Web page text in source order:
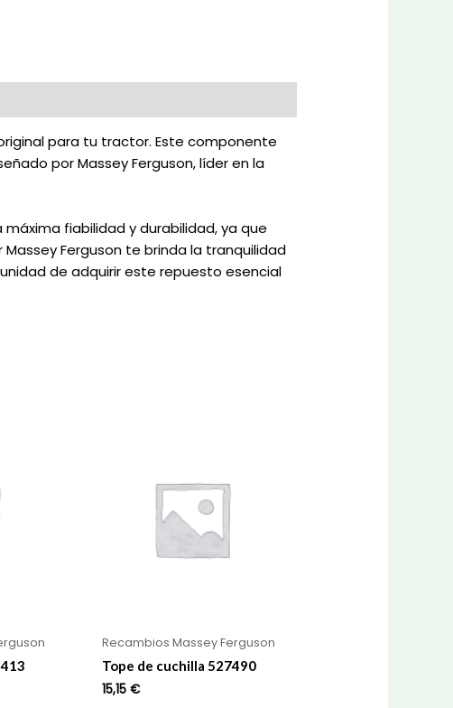
para tu tractor. Este componente
por Massey Ferguson, líder en la
máxima fiabilidad y durabilidad, ya que
Ferguson te brinda la tranquilidad
de adquirir este repuesto esencial
Recambios Massey Ferguson
Tope de cuchilla 527490
15,15 €